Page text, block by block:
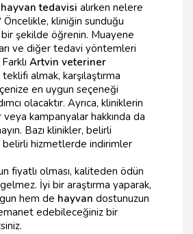
hayvan tedavisi alırken nelere
kliniğin sunduğu
bir şekilde öğrenin. Muayene
ve diğer tedavi yöntemleri
Artvin veteriner
almak, karşılaştırma
en uygun seçeneği
olacaktır. Ayrıca, kliniklerin
kampanyalar hakkında da
Bazı klinikler, belirli
hizmetlerde indirimler
fiyatlı olması, kaliteden ödün
İyi bir araştırma yaparak,
hem de hayvan dostunuzun
edebileceğiniz bir